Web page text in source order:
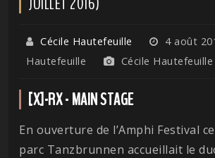
Cécile Hautefeuille 4 août
Hautefeuille
Cécile Hautefeuille
[X]-RX - MAIN STAGE
En ouverture de l’Amphi Festival
parc Tanzbrunnen accueillait le